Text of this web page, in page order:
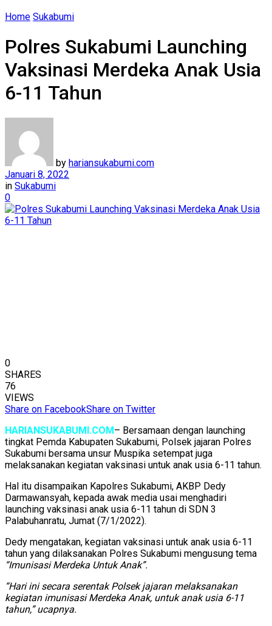
Home Sukabumi
Polres Sukabumi Launching
Vaksinasi Merdeka Anak Usia
6-11 Tahun
by hariansukabumi.com
Januari 8, 2022
in Sukabumi
0
0
SHARES
76
VIEWS
Share on FacebookShare on Twitter
HARIANSUKABUMI.COM– Bersamaan dengan launching
tingkat Pemda Kabupaten Sukabumi, Polsek jajaran Polres
Sukabumi bersama unsur Muspika setempat juga
melaksanakan kegiatan vaksinasi untuk anak usia 6-11 tahun.
Hal itu disampaikan Kapolres Sukabumi, AKBP Dedy
Darmawansyah, kepada awak media usai menghadiri
launching vaksinasi anak usia 6-11 tahun di SDN 3
Palabuhanratu, Jumat (7/1/2022).
Dedy mengatakan, kegiatan vaksinasi untuk anak usia 6-11
tahun yang dilaksanakan Polres Sukabumi mengusung tema
“Imunisasi Merdeka Untuk Anak”.
“Hari ini secara serentak Polsek jajaran melaksanakan
kegiatan imunisasi Merdeka Anak, untuk anak usia 6-11
tahun,” ucapnya.